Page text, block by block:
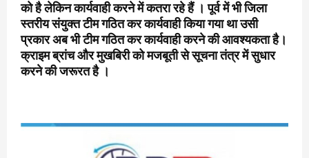
को है लेकिन कार्यवाही करने में कतरा रहे हैं । पूर्व में भी जिला
स्तरीय संयुक्त टीम गठित कर कार्यवाही किया गया था उसी
प्रकार अब भी टीम गठित कर कार्यवाही करने की आवश्यकता है।
क्राइम ब्रांच और मुखबिरी को मजबूती से सूचना तंत्र में सुधार
करने की जरूरत है ।